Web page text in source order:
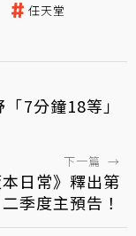
任天堂
7分鐘18等」
下一篇 →
日常》釋出第
二季度主預告！